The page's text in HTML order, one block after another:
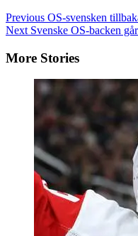
Continue
Reading
Previous OS-svensken
Next Svenske OS-backen
More Stories